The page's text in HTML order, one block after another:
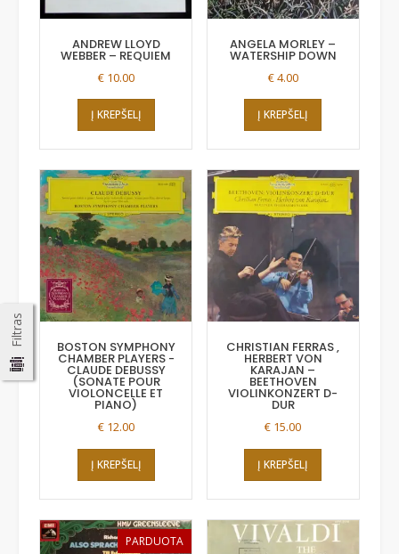
ANDREW LLOYD
WEBBER – REQUIEM
€ 10.00
Į KREPŠELĮ
ANGELA MORLEY –
WATERSHIP DOWN
€4.00
Į KREPŠELĮ
BOSTON SYMPHONY
CHAMBER PLAYERS -
CLAUDE DEBUSSY
(SONATE POUR
VIOLONCELLE ET
PIANO)
€ 12.00
Į KREPŠELĮ
CHRISTIAN FERRAS ,
HERBERT VON
KARAJAN –
BEETHOVEN
VIOLINKONZERT D-
DUR
€ 15.00
Į KREPŠELĮ
PARDUOTA
Filtras